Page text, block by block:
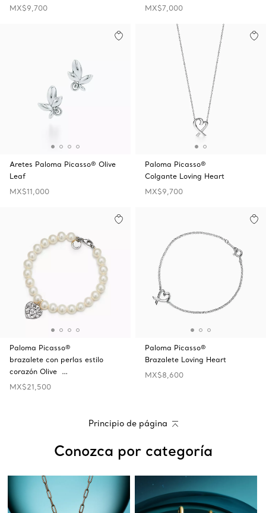
MX$9,700
MX$7,000
Aretes Paloma Picasso® Olive
Leaf
MX$11,000
Paloma Picasso®
Colgante Loving Heart
MX$9,700
Paloma Picasso®
brazalete con perlas estilo
corazón Olive …
MX$21,500
Paloma Picasso®
Brazalete Loving Heart
MX$8,600
Principio de página
Conozca por categoría